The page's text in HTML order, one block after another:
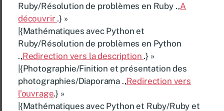
Ruby/Résolution de problèmes en Ruby .,A
découvrir .} »
|{Mathématiques avec Python et
Ruby/Résolution de problèmes en Python
.,Redirection vers la description .} »
|{Photographie/Finition et présentation des
photographies/Diaporama .,Redirection vers
l’ouvrage.} »
|{Mathématiques avec Python et Ruby/Ruby et